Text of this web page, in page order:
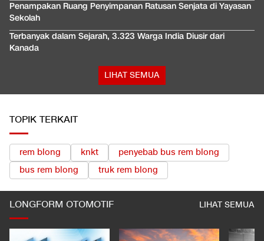
Penampakan Ruang Penyimpanan Ratusan Senjata di Yayasan
Sekolah
Terbanyak dalam Sejarah, 3.323 Warga India Diusir dari
Kanada
LIHAT SEMUA
TOPIK TERKAIT
rem blong knkt
penyebab bus rem blong
bus rem blong
truk rem blong
LONGFORM OTOMOTIF LIHAT SEMUA